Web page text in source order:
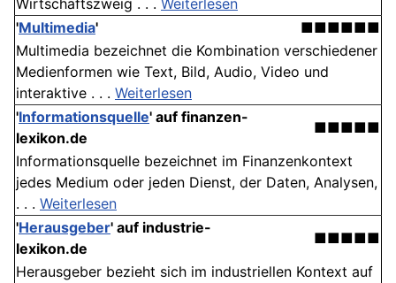
Wirtschaftszweig . . . Weiterlesen
'Multimedia'
■■■■■■
Multimedia bezeichnet die Kombination verschiedener
Medienformen wie Text, Bild, Audio, Video und
interaktive . . . Weiterlesen
'Informationsquelle' auf finanzen-
lexikon.de
■■■■■
Informationsquelle bezeichnet im Finanzenkontext
jedes Medium oder jeden Dienst, der Daten, Analysen,
. . . Weiterlesen
'Herausgeber' auf industrie-
lexikon.de
■■■■■
Herausgeber bezieht sich im industriellen Kontext auf